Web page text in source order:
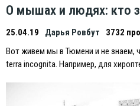
О мышах и людях: кто
25.04.19 Дарья Ровбут
3732
Вот живем мы в Тюмени и не знаем,
terra incognita. Например, для